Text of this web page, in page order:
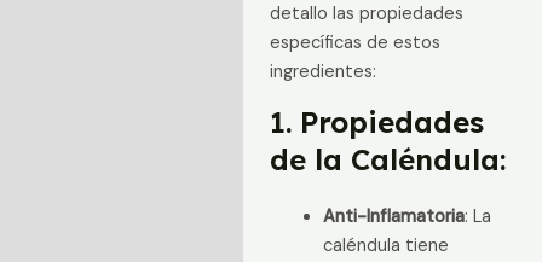
detallo las propiedades
específicas de estos
ingredientes:
1. Propiedades
de la Caléndula:
Anti-Inflamatoria: La
caléndula tiene